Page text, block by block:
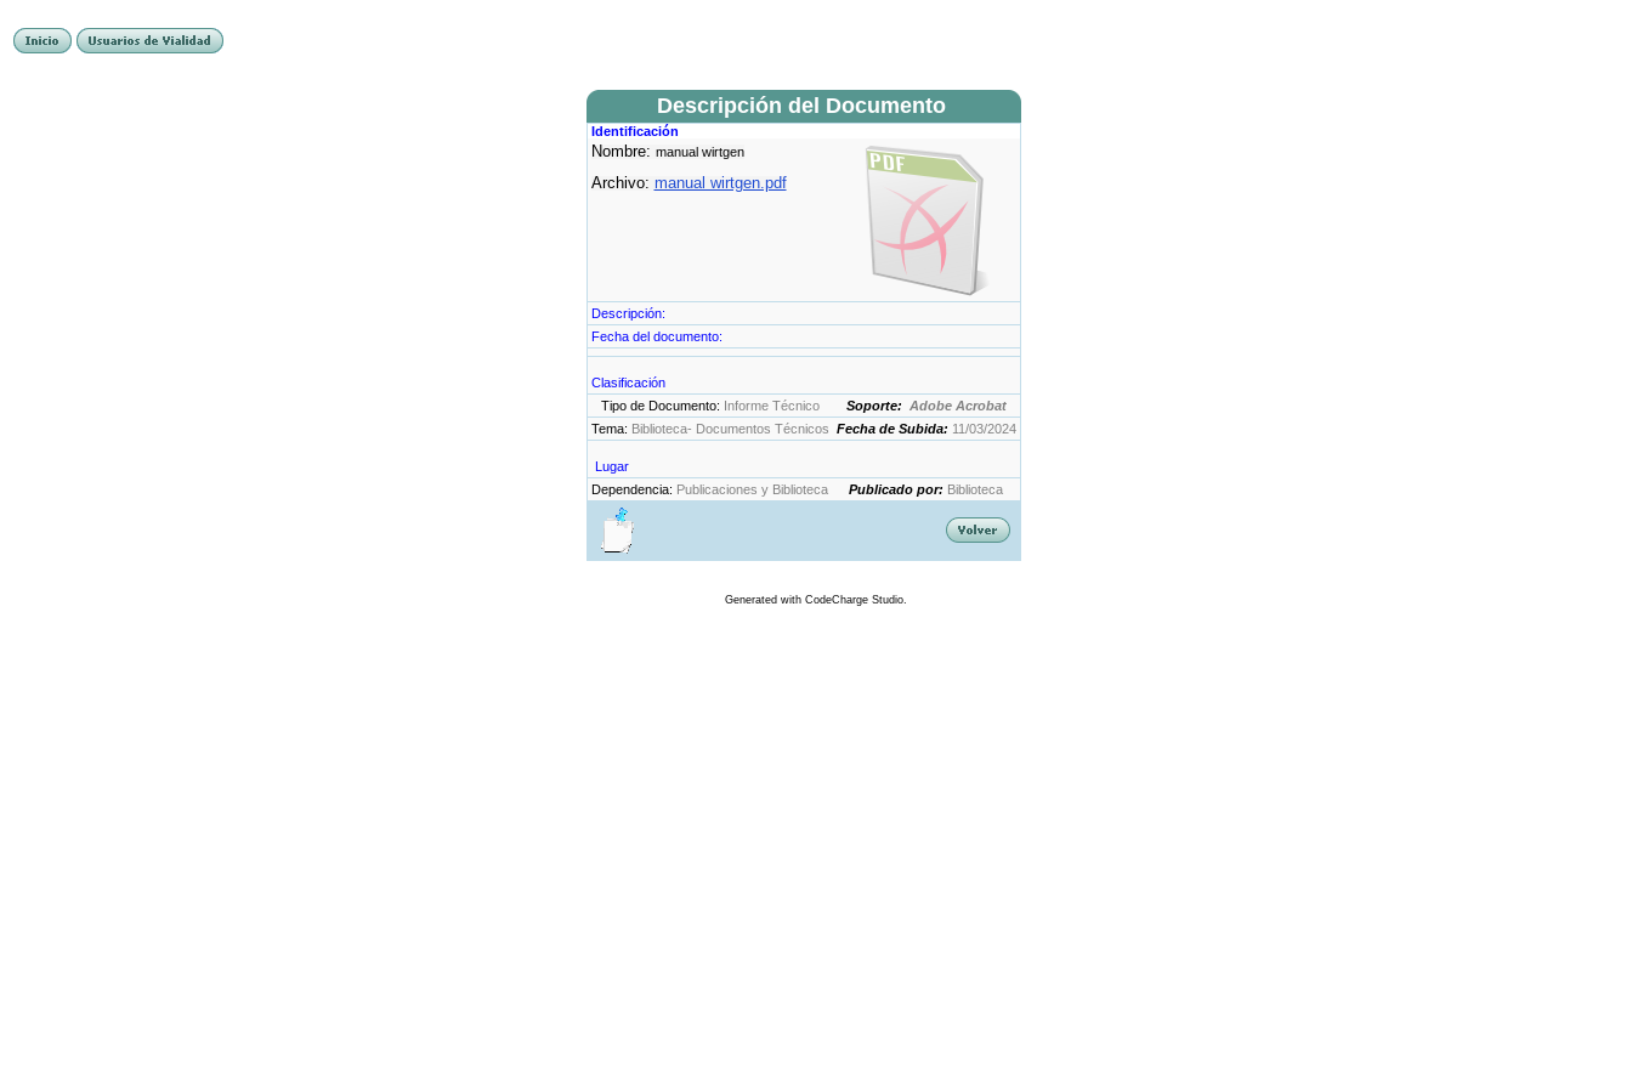
Descripción del Documento
Identificación
Nombre: manual wirtgen
Archivo: manual wirtgen.pdf
Descripción:
Fecha del documento:
Clasificación
Tipo de Documento: Informe Técnico Soporte: Adobe Acrobat
Tema: Biblioteca- Documentos Técnicos Fecha de Subida: 11/03/2024
Lugar
Dependencia: Publicaciones y Biblioteca Publicado por: Biblioteca
Generated with CodeCharge Studio.